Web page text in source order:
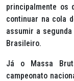
principalmente os
continuar na cola
assumir a
Brasileiro.
Já o Massa
campeonato